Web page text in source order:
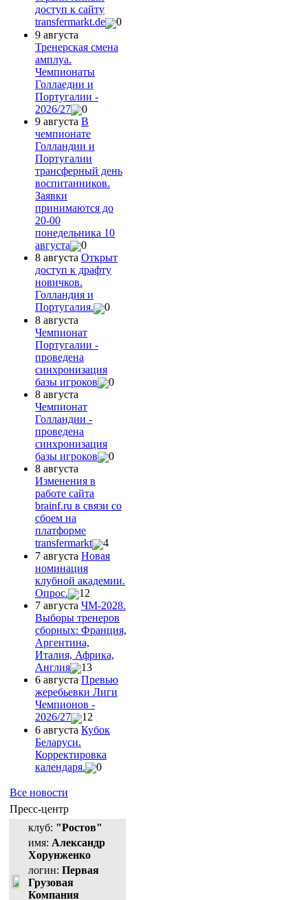
доступ к сайту
transfermarkt.de
0
9 августа
Тренерская смена
амплуа.
Чемпионаты
Голлаедии и
Португалии -
2026/27
0
9 августа В
чемпионате
Голландии и
Португалии
трансферный день
воспитанников.
Заявки
принимаются до
20-00
понедельника 10
августа
0
8 августа Открыт
доступ к драфту
новичков.
Голландия и
Португалия.
0
8 августа
Чемпионат
Португалии -
проведена
синхронизация
базы игроков
0
8 августа
Чемпионат
Голландии -
проведена
синхронизация
базы игроков
0
8 августа
Изменения в
работе сайта
brainf.ru в связи со
сбоем на
платформе
transfermarkt
4
7 августа Новая
номинация
клубной академии.
Опрос.
12
7 августа ЧМ-2028.
Выборы тренеров
сборных: Франция,
Аргентина,
Италия, Африка,
Англия
13
6 августа Превью
жеребьевки Лиги
Чемпионов -
2026/27
12
6 августа Кубок
Беларуси.
Корректировка
календаря.
0
Все новости
Пресс-центр
клуб: "Ростов"
имя: Александр
Хорунженко
логин: Первая
Грузовая
Компания